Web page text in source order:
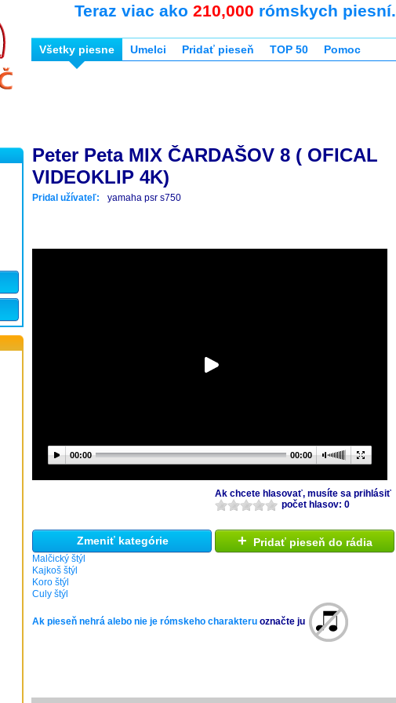
Teraz viac ako 210,000 rómskych piesní.
Všetky piesne Umelci Pridať pieseň TOP 50 Pomoc
Peter Peta MIX ČARDAŠOV 8 ( OFICAL
VIDEOKLIP 4K)
Pridal užívateľ: yamaha psr s750
00:00 00:00
Ak chcete hlasovať, musíte sa prihlásiť
počet hlasov: 0
Zmeniť kategórie
Malčický štýl
Kajkoš štýl
Koro štýl
Culy štýl
+ Pridať pieseň do rádia
Ak pieseň nehrá alebo nie je rómskeho charakteru označte ju